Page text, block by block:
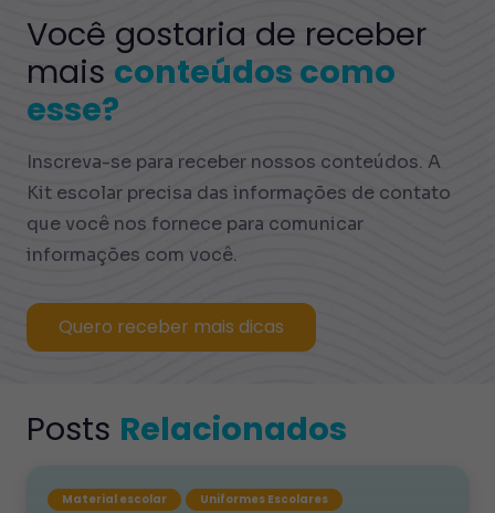
Você gostaria de receber
mais conteúdos como
esse?
Inscreva-se para receber nossos conteúdos. A
Kit escolar precisa das informações de contato
que você nos fornece para comunicar
informações com você.
Quero receber mais dicas
Posts Relacionados
Material escolar Uniformes Escolares